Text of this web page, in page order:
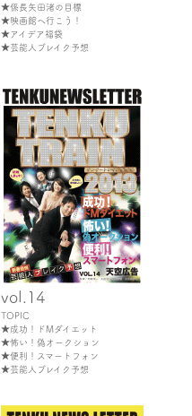
★係長矢田渚の目標
★映画館へ行こう！
★アイデア福袋
★芸能人ブレイク予想
vol.14
TOPIC
★成功！ドMダイエット
★怖い！偽オークション
★便利！スマートフォン
★芸能人ブレイク予想